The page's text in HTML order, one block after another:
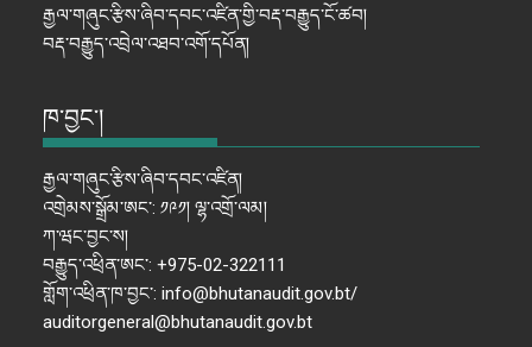
རྒྱལ་གཞུང་རྩིས་ཞིབ་དབང་འཛིན་གྱི་བརྡ་བརྒྱུད་ངོ་ཚབ།
བརྡ་བརྒྱུད་འབྲེལ་འཐབ་འགོ་དཔོན།
ཁ་བྱང་།
རྒྱལ་གཞུང་རྩིས་ཞིབ་དབང་འཛིན།
འགྲེམས་སྒྲོམ་ཨང་: ༡༩༡། ལྷ་འགྲོ་ལམ།
ཀ་ཝང་བྱང་ས།
བརྒྱུད་འཕྲིན་ཨང་: +975-02-322111
གློག་འཕྲིན་ཁ་བྱང་: info@bhutanaudit.gov.bt/
auditorgeneral@bhutanaudit.gov.bt